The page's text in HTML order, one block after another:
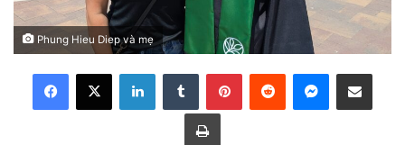
Phung Hieu Diep và mẹ
LinkedInTumblr PinterestReddit Messenger
Share via Email
Print